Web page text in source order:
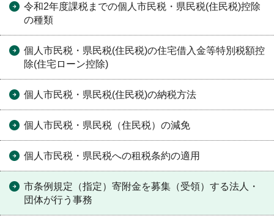
令和2年度課税までの個人市民税・県民税(住民税)控除
の種類
個人市民税・県民税(住民税)の住宅借入金等特別税額控
除(住宅ローン控除)
個人市民税・県民税(住民税)の納税方法
個人市民税・県民税（住民税）の減免
個人市民税・県民税への租税条約の適用
市条例規定（指定）寄附金を募集（受領）する法人・
団体が行う事務